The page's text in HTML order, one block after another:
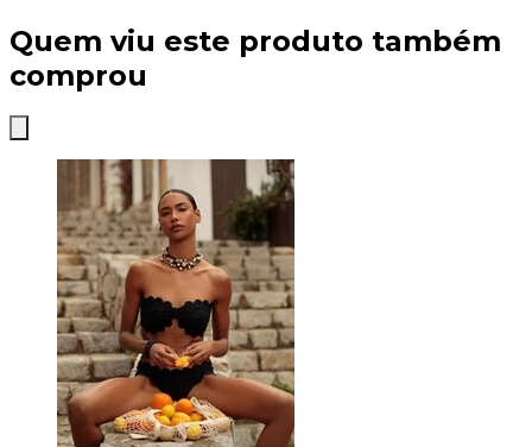
Quem viu este produto também
comprou